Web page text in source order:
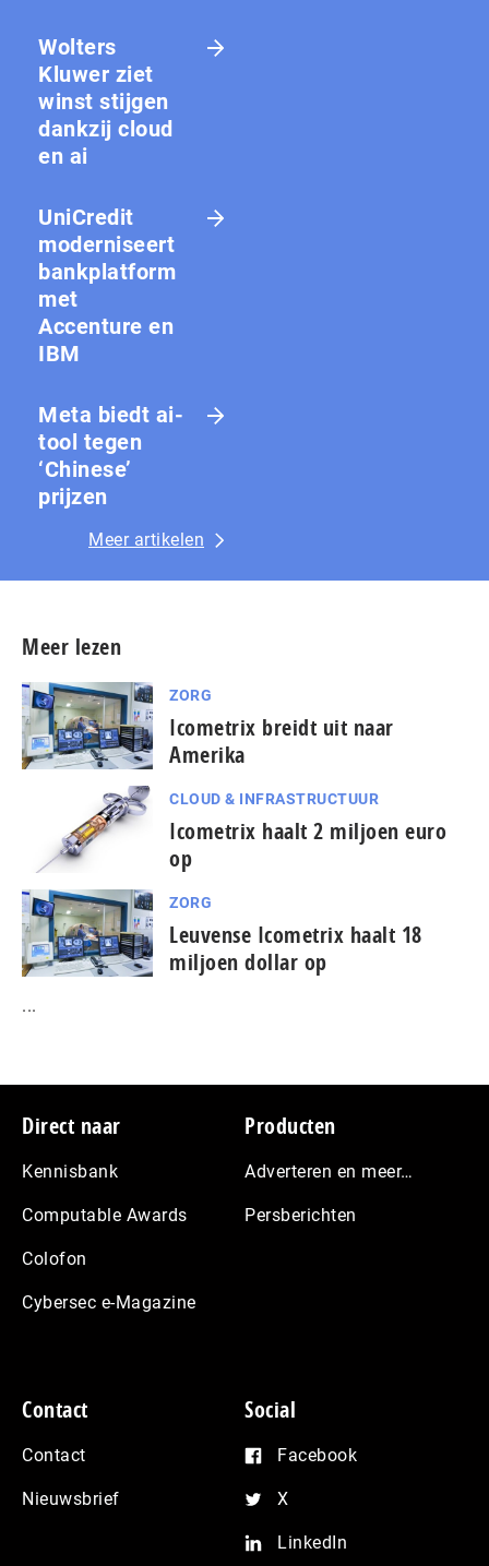
Wolters
Kluwer ziet
winst stijgen
dankzij cloud
en ai
UniCredit
moderniseert
bankplatform
met
Accenture en
IBM
Meta biedt ai-
tool tegen
‘Chinese’
prijzen
Meer artikelen
Meer lezen
ZORG
Icometrix breidt uit naar
Amerika
CLOUD & INFRASTRUCTUUR
Icometrix haalt 2 miljoen euro
op
ZORG
Leuvense Icometrix haalt 18
miljoen dollar op
...
Footer
Direct naar
Kennisbank
Computable Awards
Colofon
Cybersec e-Magazine
Producten
Adverteren en meer…
Persberichten
Contact
Contact
Nieuwsbrief
Social
Facebook
X
LinkedIn